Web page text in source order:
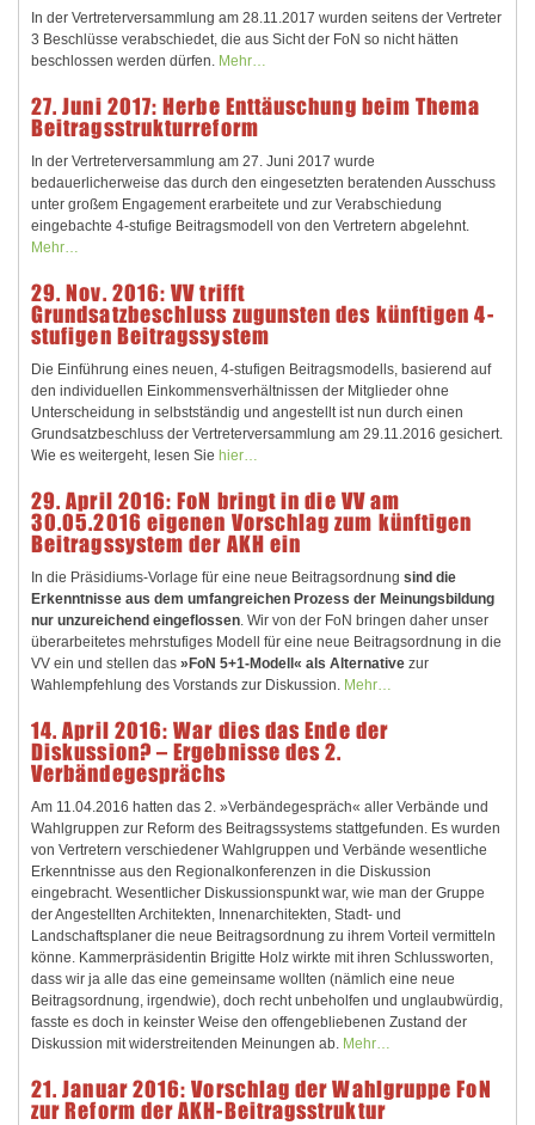
In der Vertreterversammlung am 28.11.2017 wurden seitens der Vertreter
3 Beschlüsse verabschiedet, die aus Sicht der FoN so nicht hätten
beschlossen werden dürfen. Mehr…
27. Juni 2017: Herbe Enttäuschung beim Thema
Beitragsstrukturreform
In der Vertreterversammlung am 27. Juni 2017 wurde
bedauerlicherweise das durch den eingesetzten beratenden Ausschuss
unter großem Engagement erarbeitete und zur Verabschiedung
eingebachte 4-stufige Beitragsmodell von den Vertretern abgelehnt.
Mehr…
29. Nov. 2016: VV trifft
Grundsatzbeschluss zugunsten des künftigen 4-
stufigen Beitragssystem
Die Einführung eines neuen, 4-stufigen Beitragsmodells, basierend auf
den individuellen Einkommensverhältnissen der Mitglieder ohne
Unterscheidung in selbstständig und angestellt ist nun durch einen
Grundsatzbeschluss der Vertreterversammlung am 29.11.2016 gesichert.
Wie es weitergeht, lesen Sie hier…
29. April 2016: FoN bringt in die VV am
30.05.2016 eigenen Vorschlag zum künftigen
Beitragssystem der AKH ein
In die Präsidiums-Vorlage für eine neue Beitragsordnung sind die
Erkenntnisse aus dem umfangreichen Prozess der Meinungsbildung
nur unzureichend eingeflossen. Wir von der FoN bringen daher unser
überarbeitetes mehrstufiges Modell für eine neue Beitragsordnung in die
VV ein und stellen das »FoN 5+1-Modell« als Alternative zur
Wahlempfehlung des Vorstands zur Diskussion. Mehr…
14. April 2016: War dies das Ende der
Diskussion? – Ergebnisse des 2.
Verbändegesprächs
Am 11.04.2016 hatten das 2. »Verbändegespräch« aller Verbände und
Wahlgruppen zur Reform des Beitragssystems stattgefunden. Es wurden
von Vertretern verschiedener Wahlgruppen und Verbände wesentliche
Erkenntnisse aus den Regionalkonferenzen in die Diskussion
eingebracht. Wesentlicher Diskussionspunkt war, wie man der Gruppe
der Angestellten Architekten, Innenarchitekten, Stadt- und
Landschaftsplaner die neue Beitragsordnung zu ihrem Vorteil vermitteln
könne. Kammerpräsidentin Brigitte Holz wirkte mit ihren Schlussworten,
dass wir ja alle das eine gemeinsame wollten (nämlich eine neue
Beitragsordnung, irgendwie), doch recht unbeholfen und unglaubwürdig,
fasste es doch in keinster Weise den offengebliebenen Zustand der
Diskussion mit widerstreitenden Meinungen ab. Mehr…
21. Januar 2016: Vorschlag der Wahlgruppe FoN
zur Reform der AKH-Beitragsstruktur